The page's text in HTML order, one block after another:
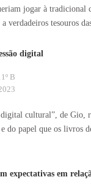
jogar à tradicional
verdadeiros tesouros
digital
B
cultural”, de Gio,
do papel que os livros
expectativas em